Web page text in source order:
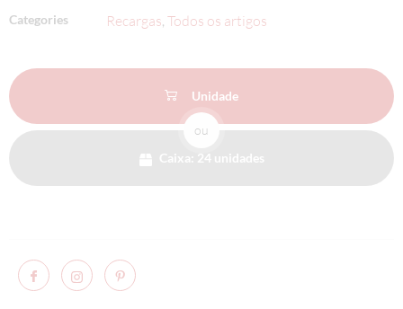
Categories
Recargas, Todos os artigos
Unidade
ou
Caixa: 24 unidades